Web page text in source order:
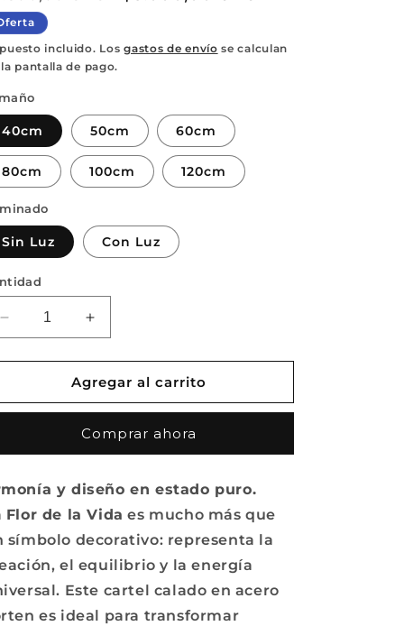
oferta
incluido. Losgastos de envío se calculan
pantalla de pago.
40cm 50cm 60cm
80cm 100cm 120cm
Sin Luz Con Luz
Reducir
cantidad
para
de
en
Corten
Aumentar
cantidad
para
Flor
de
Vida
en
Corten
Agregar al carrito
Comprar ahora
y diseño en estado puro.
Flor de la Vida es mucho más que
símbolo decorativo: representa la
el equilibrio y la energía
Este cartel calado en acero
es ideal para transformar